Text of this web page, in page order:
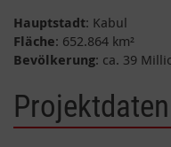
Hauptstadt: Kabul
Fläche: 652.864 km²
Bevölkerung: ca. 39
Projektdaten